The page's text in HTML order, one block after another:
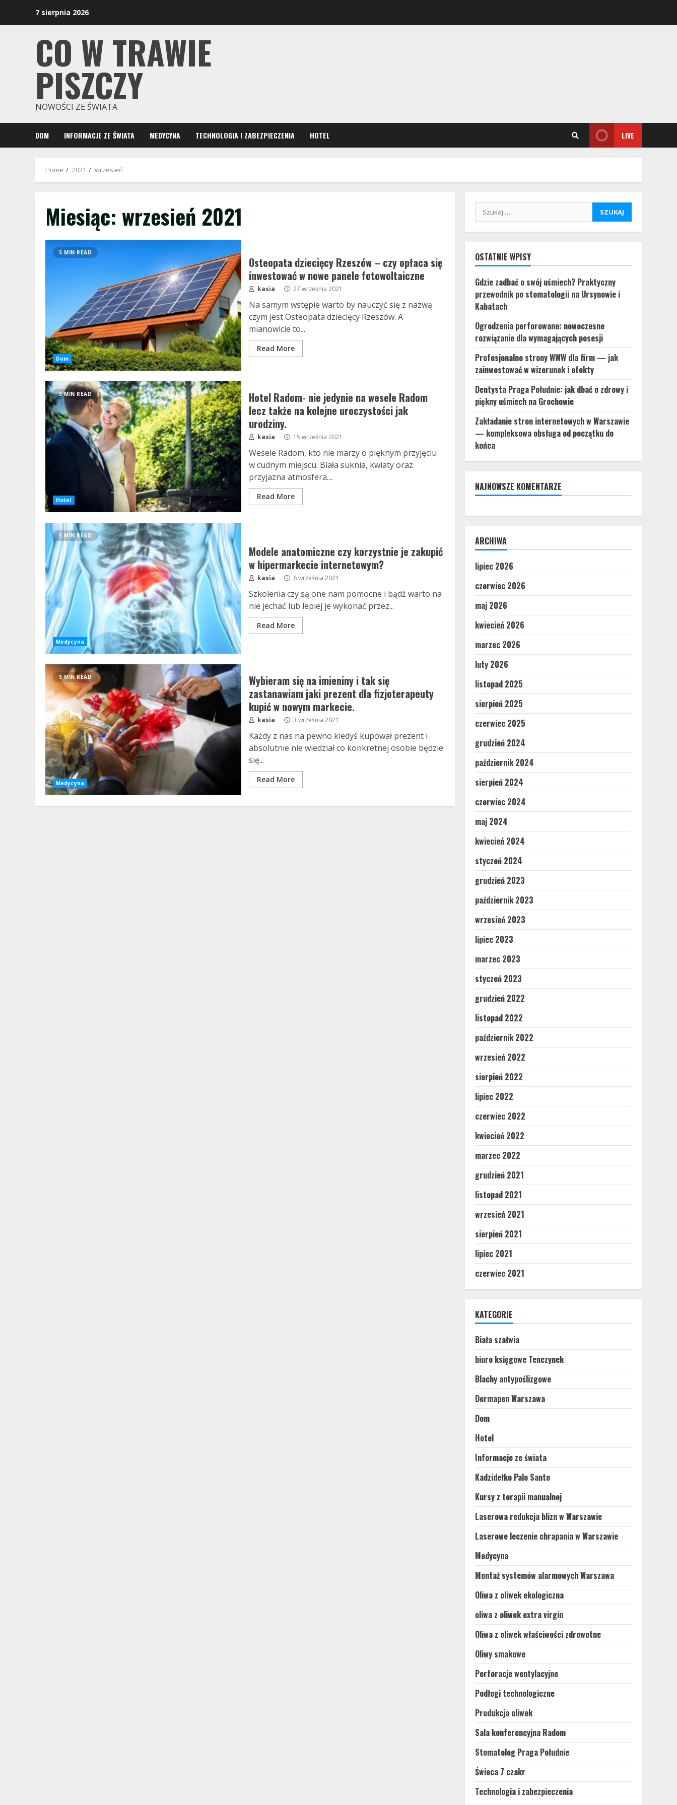
7 sierpnia 2026
CO W TRAWIE
PISZCZY
NOWOŚCI ZE ŚWIATA
DOM INFORMACJE ZE ŚWIATA MEDYCYNA TECHNOLOGIA I ZABEZPIECZENIA HOTEL LIVE
Home 2021 wrzesień
Miesiąc: wrzesień 2021
5 MIN READ
Dom
Osteopata dziecięcy Rzeszów – czy opłaca się
inwestować w nowe panele fotowoltaiczne
kasia 27 września 2021
Na samym wstępie warto by nauczyć się z nazwą
czym jest Osteopata dziecięcy Rzeszów. A
mianowicie to...
Read More
5 MIN READ
Hotel
Hotel Radom- nie jedynie na wesele Radom
lecz także na kolejne uroczystości jak
urodziny.
kasia 15 września 2021
Wesele Radom, kto nie marzy o pięknym przyjęciu
w cudnym miejscu. Biała suknia, kwiaty oraz
przyjazna atmosfera....
Read More
5 MIN READ
Medycyna
Modele anatomiczne czy korzystnie je zakupić
w hipermarkecie internetowym?
kasia 6 września 2021
Szkolenia czy są one nam pomocne i bądź warto na
nie jechać lub lepiej je wykonać przez...
Read More
5 MIN READ
Medycyna
Wybieram się na imieniny i tak się
zastanawiam jaki prezent dla fizjoterapeuty
kupić w nowym markecie.
kasia 3 września 2021
Każdy z nas na pewno kiedyś kupował prezent i
absolutnie nie wiedział co konkretnej osobie będzie
się...
Read More
Szukaj:
OSTATNIE WPISY
Gdzie zadbać o swój uśmiech? Praktyczny
przewodnik po stomatologii na Ursynowie i
Kabatach
Ogrodzenia perforowane: nowoczesne
rozwiązanie dla wymagających posesji
Profesjonalne strony WWW dla firm — jak
zainwestować w wizerunek i efekty
Dentysta Praga Południe: jak dbać o zdrowy i
piękny uśmiech na Grochowie
Zakładanie stron internetowych w Warszawie
— kompleksowa obsługa od początku do
końca
NAJNOWSZE KOMENTARZE
ARCHIWA
lipiec 2026
czerwiec 2026
maj 2026
kwiecień 2026
marzec 2026
luty 2026
listopad 2025
sierpień 2025
czerwiec 2025
grudzień 2024
październik 2024
sierpień 2024
czerwiec 2024
maj 2024
kwiecień 2024
styczeń 2024
grudzień 2023
październik 2023
wrzesień 2023
lipiec 2023
marzec 2023
styczeń 2023
grudzień 2022
listopad 2022
październik 2022
wrzesień 2022
sierpień 2022
lipiec 2022
czerwiec 2022
kwiecień 2022
marzec 2022
grudzień 2021
listopad 2021
wrzesień 2021
sierpień 2021
lipiec 2021
czerwiec 2021
KATEGORIE
Biała szałwia
biuro księgowe Tenczynek
Blachy antypoślizgowe
Dermapen Warszawa
Dom
Hotel
Informacje ze świata
Kadzidełko Palo Santo
Kursy z terapii manualnej
Laserowa redukcja blizn w Warszawie
Laserowe leczenie chrapania w Warszawie
Medycyna
Montaż systemów alarmowych Warszawa
Oliwa z oliwek ekologiczna
oliwa z oliwek extra virgin
Oliwa z oliwek właściwości zdrowotne
Oliwy smakowe
Perforacje wentylacyjne
Podłogi technologiczne
Produkcja oliwek
Sala konferencyjna Radom
Stomatolog Praga Południe
Świeca 7 czakr
Technologia i zabezpieczenia